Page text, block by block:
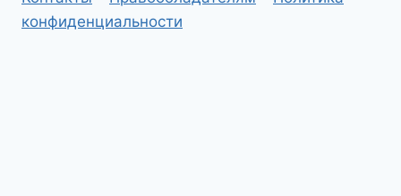
конфиденциальности